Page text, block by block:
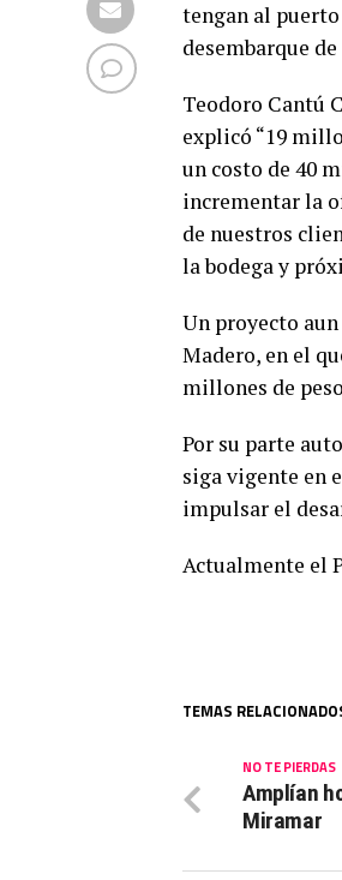
tengan al
desembarque
Teodoro Cantú
explicó “19
un costo de 40
incrementar la
de nuestros
la bodega y
Un proyecto
Madero, en el
millones de
Por su parte
siga vigente en
impulsar el
Actualmente el
TEMAS
NO TE PIERDAS
Amplían
Miramar